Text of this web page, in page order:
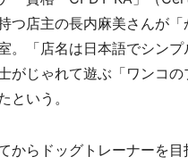
つ店主の長内麻美さんが
。「店名は日本語でシン
がじゃれて遊ぶ「ワンコ
という。
からドッグトレーナーを